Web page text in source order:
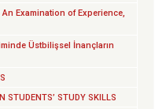
Examination of Experience,
Üstbilişsel İnançların
STUDENTS’ STUDY SKILLS